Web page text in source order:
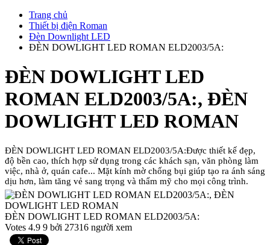
Trang chủ
Thiết bị điện Roman
Đèn Downlight LED
ĐÈN DOWLIGHT LED ROMAN ELD2003/5A:
ĐÈN DOWLIGHT LED
ROMAN ELD2003/5A:, ĐÈN
DOWLIGHT LED ROMAN
ĐÈN DOWLIGHT LED ROMAN ELD2003/5A:Được thiết kế đẹp,
độ bền cao, thích hợp sử dụng trong các khách sạn, văn phòng làm
việc, nhà ở, quán cafe... Mặt kính mờ chống bụi giúp tạo ra ánh sáng
dịu hơn, làm tăng vẻ sang trọng và thẩm mỹ cho mọi công trình.
ĐÈN DOWLIGHT LED ROMAN ELD2003/5A:
Votes 4.9 9 bởi 27316 người xem